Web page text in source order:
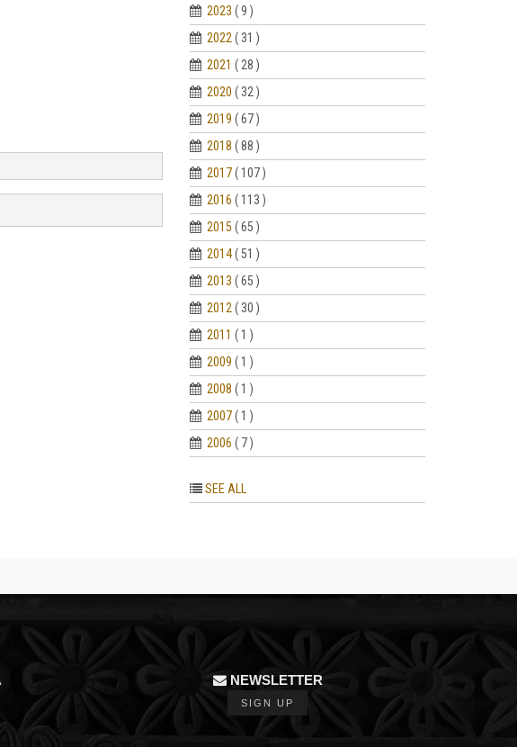
2023 ( 9 )
2022 ( 31 )
2021 ( 28 )
2020 ( 32 )
2019 ( 67 )
2018 ( 88 )
2017 ( 107 )
2016 ( 113 )
2015 ( 65 )
2014 ( 51 )
2013 ( 65 )
2012 ( 30 )
2011 ( 1 )
2009 ( 1 )
2008 ( 1 )
2007 ( 1 )
2006 ( 7 )
SEE ALL
NEWSLETTER
SIGN UP